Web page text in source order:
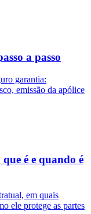
a passo
garantia:
emissão da apólice
é e quando é
em quais
ele protege as partes